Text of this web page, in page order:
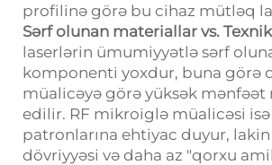
profilinə görə bu cihaz mütləq
Sərf olunan materiallar vs.
laserlərin ümumiyyətlə sərf
komponenti yoxdur, buna görə
müalicəyə görə yüksək mənfəət
edilir. RF mikroiglə müalicəsi
patronlarına ehtiyac duyur,
dövriyyəsi və daha az "qorxu